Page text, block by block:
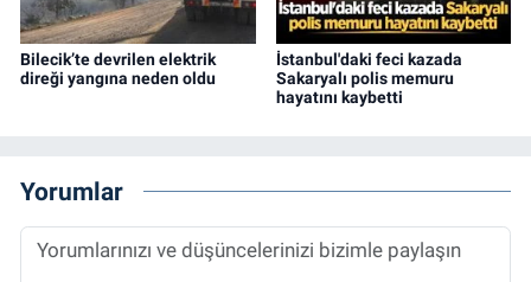
Bilecik’te devrilen elektrik
direği yangına neden oldu
İstanbul'daki feci kazada
Sakaryalı polis memuru
hayatını kaybetti
Yorumlar